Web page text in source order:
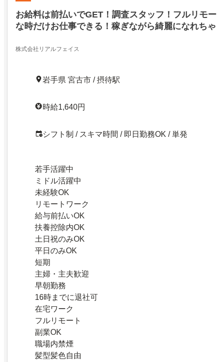
お給料は前払いでGET！調査スタッフ！フルリモ
な時だけお仕事できる！稼ぎながら綺麗になれち
株式会社リアルフェイス
岩手県 宮古市 / 摂待駅
時給1,640円
シフト制 / スキマ時間 / 即日勤務OK / 単発
若手活躍中
ミドル活躍中
未経験OK
リモートワーク
給与前払いOK
扶養控除内OK
土日祝のみOK
平日のみOK
短期
主婦・主夫歓迎
早朝勤務
16時までに退社可
在宅ワーク
フルリモート
副業OK
職場内禁煙
髪型髪色自由